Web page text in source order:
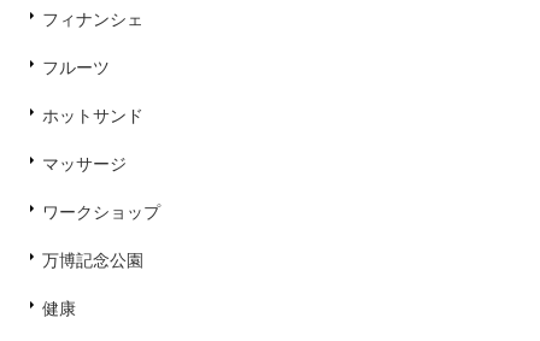
フィナンシェ
フルーツ
ホットサンド
マッサージ
ワークショップ
万博記念公園
健康